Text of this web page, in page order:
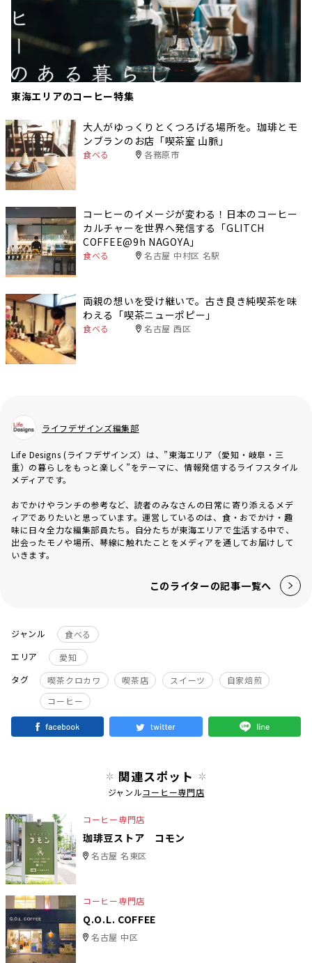
東海エリアのコーヒー特集
大人がゆっくりとくつろげる場所を。珈琲とモ
ンブランのお店「喫茶室 山脈」
食べる 各務原市
コーヒーのイメージが変わる！日本のコーヒー
カルチャーを世界へ発信する「GLITCH
COFFEE@9h NAGOYA」
食べる 名古屋 中村区 名駅
両親の想いを受け継いで。古き良き純喫茶を味
わえる「喫茶ニューポピー」
食べる 名古屋 西区
ライフデザインズ編集部
Life Designs (ライフデザインズ）は、”東海エリア（愛知・岐阜・三
重）の暮らしをもっと楽しく”をテーマに、情報発信するライフスタイル
メディアです。
おでかけやランチの参考など、読者のみなさんの日常に寄り添えるメデ
ィアでありたいと思っています。運営しているのは、食・おでかけ・趣
味に日々全力な編集部員たち。自分たちが東海エリアで生活する中で、
出会ったモノや場所、琴線に触れたことをメディアを通してお届けして
いきます。
このライターの記事一覧へ
ジャンル
食べる
エリア
愛知
タグ
喫茶クロカワ 喫茶店 スイーツ
自家焙煎
コーヒー
関連スポット
ジャンルコーヒー専門店
コーヒー専門店
珈琲豆ストア コモン
名古屋 名東区
コーヒー専門店
Q.O.L. COFFEE
名古屋 中区